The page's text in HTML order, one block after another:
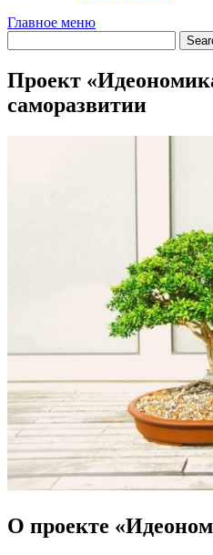
Главное меню
Проект
саморазвитии
О проекте